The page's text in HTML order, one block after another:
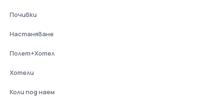
Почивки
Настаняване
Полет+Хотел
Хотели
Коли под наем